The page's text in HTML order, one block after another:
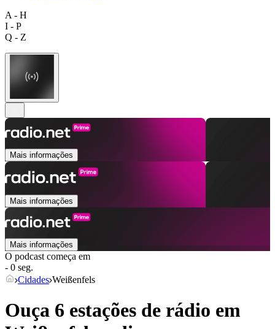
A - H
I - P
Q - Z
Mais informações
Mais informações
Mais informações
O podcast começa em
- 0 seg.
Cidades Weißenfels
Ouça 6 estações de rádio em